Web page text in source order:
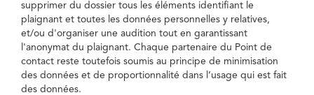
supprimer du dossier tous les éléments identifiant le
plaignant et toutes les données personnelles y relatives,
et/ou d'organiser une audition tout en garantissant
l'anonymat du plaignant. Chaque partenaire du Point de
contact reste toutefois soumis au principe de minimisation
des données et de proportionnalité dans l’usage qui est fait
des données.